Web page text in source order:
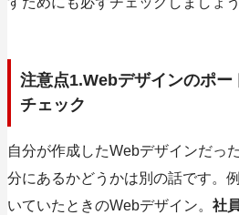
注意点1.Webデザインのポー
チェック
自分が作成したWebデザインだっ
分にあるかどうかは別の話です。
いていたときのWebデザイン。 社